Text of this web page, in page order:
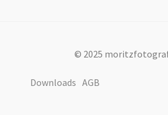
© 2025
Downloads AGB